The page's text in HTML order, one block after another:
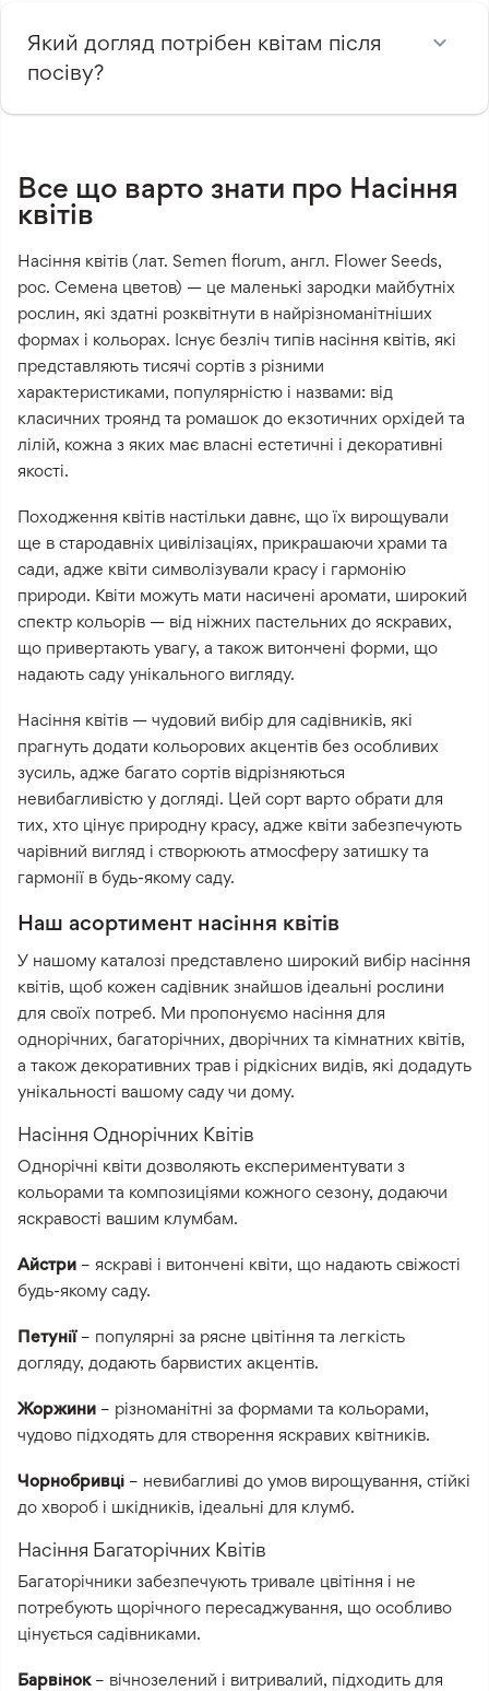
Який догляд потрібен квітам після
посіву?
Все що варто знати про Насіння
квітів
Насіння квітів (лат. Semen florum, англ. Flower Seeds,
рос. Семена цветов) — це маленькі зародки майбутніх
рослин, які здатні розквітнути в найрізноманітніших
формах і кольорах. Існує безліч типів насіння квітів, які
представляють тисячі сортів з різними
характеристиками, популярністю і назвами: від
класичних троянд та ромашок до екзотичних орхідей та
лілій, кожна з яких має власні естетичні і декоративні
якості.
Походження квітів настільки давнє, що їх вирощували
ще в стародавніх цивілізаціях, прикрашаючи храми та
сади, адже квіти символізували красу і гармонію
природи. Квіти можуть мати насичені аромати, широкий
спектр кольорів — від ніжних пастельних до яскравих,
що привертають увагу, а також витончені форми, що
надають саду унікального вигляду.
Насіння квітів — чудовий вибір для садівників, які
прагнуть додати кольорових акцентів без особливих
зусиль, адже багато сортів відрізняються
невибагливістю у догляді. Цей сорт варто обрати для
тих, хто цінує природну красу, адже квіти забезпечують
чарівний вигляд і створюють атмосферу затишку та
гармонії в будь-якому саду.
Наш асортимент насіння квітів
У нашому каталозі представлено широкий вибір насіння
квітів, щоб кожен садівник знайшов ідеальні рослини
для своїх потреб. Ми пропонуємо насіння для
однорічних, багаторічних, дворічних та кімнатних квітів,
а також декоративних трав і рідкісних видів, які додадуть
унікальності вашому саду чи дому.
Насіння Однорічних Квітів
Однорічні квіти дозволяють експериментувати з
кольорами та композиціями кожного сезону, додаючи
яскравості вашим клумбам.
Айстри – яскраві і витончені квіти, що надають свіжості
будь-якому саду.
Петунії – популярні за рясне цвітіння та легкість
догляду, додають барвистих акцентів.
Жоржини – різноманітні за формами та кольорами,
чудово підходять для створення яскравих квітників.
Чорнобривці – невибагливі до умов вирощування, стійкі
до хвороб і шкідників, ідеальні для клумб.
Насіння Багаторічних Квітів
Багаторічники забезпечують тривале цвітіння і не
потребують щорічного пересаджування, що особливо
цінується садівниками.
Барвінок – вічнозелений і витривалий, підходить для